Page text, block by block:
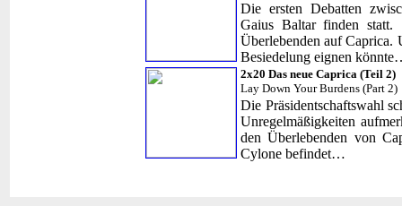
Die ersten Debatten
Gaius Baltar finden statt.
Überlebenden auf Caprica.
Besiedelung eignen
2x20 Das neue Caprica (Teil 2)
Lay Down Your Burdens (Part 2)
Die Präsidentschaftswahl
Unregelmäßigkeiten
den Überlebenden von
Cylone befindet…